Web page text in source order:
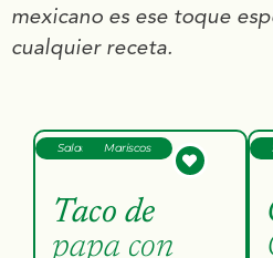
mexicano es ese toque
cualquier receta.
Salado Mariscos
Taco de
papa con